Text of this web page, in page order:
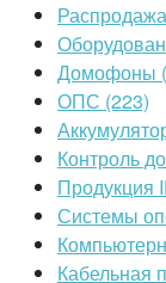
Домофоны
ОПС (223)
Контроль
Продукция
Системы
Кабельная